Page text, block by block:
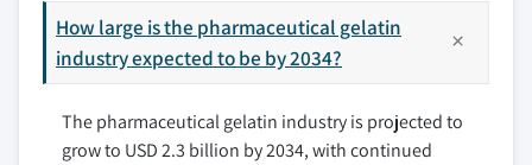
How large is the pharmaceutical gelatin
industry expected to be by 2034?
The pharmaceutical gelatin industry is projected to
grow to USD 2.3 billion by 2034, with continued